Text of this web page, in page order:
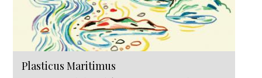
Plasticus Maritimus